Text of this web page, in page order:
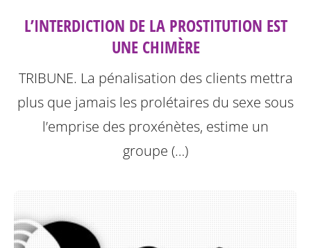
L’INTERDICTION DE LA PROSTITUTION EST
UNE CHIMÈRE
TRIBUNE. La pénalisation des clients mettra
plus que jamais les prolétaires du sexe sous
l’emprise des proxénètes, estime un
groupe (…)